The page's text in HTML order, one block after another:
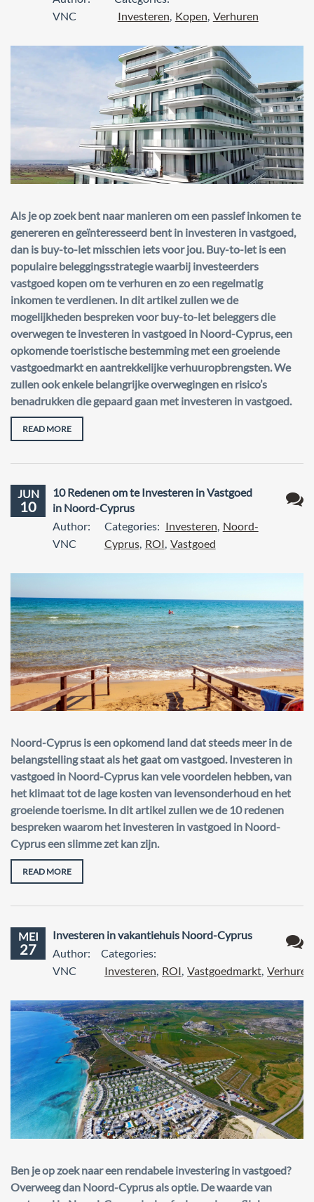
VNC
Investeren, Kopen, Verhuren
Als je op zoek bent naar manieren om een passief inkomen te
genereren en geïnteresseerd bent in investeren in vastgoed,
dan is buy-to-let misschien iets voor jou. Buy-to-let is een
populaire beleggingsstrategie waarbij investeerders
vastgoed kopen om te verhuren en zo een regelmatig
inkomen te verdienen. In dit artikel zullen we de
mogelijkheden bespreken voor buy-to-let beleggers die
overwegen te investeren in vastgoed in Noord-Cyprus, een
opkomende toeristische bestemming met een groeiende
vastgoedmarkt en aantrekkelijke verhuuropbrengsten. We
zullen ook enkele belangrijke overwegingen en risico’s
benadrukken die gepaard gaan met investeren in vastgoed.
READ MORE
JUN
10
10 Redenen om te Investeren in Vastgoed
in Noord-Cyprus
Author:
VNC
Categories: Investeren Noord-
Cyprus, ROI Vastgoed
Noord-Cyprus is een opkomend land dat steeds meer in de
belangstelling staat als het gaat om vastgoed. Investeren in
vastgoed in Noord-Cyprus kan vele voordelen hebben, van
het klimaat tot de lage kosten van levensonderhoud en het
groeiende toerisme. In dit artikel zullen we de 10 redenen
bespreken waarom het investeren in vastgoed in Noord-
Cyprus een slimme zet kan zijn.
READ MORE
MEI
27
Investeren in vakantiehuis Noord-Cyprus
Author:
VNC
Categories:
Investeren, ROI, Vastgoedmarkt, Verhuren
Ben je op zoek naar een rendabele investering in vastgoed?
Overweeg dan Noord-Cyprus als optie. De waarde van